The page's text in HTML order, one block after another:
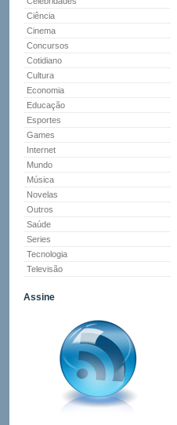
Ciência
Cinema
Concursos
Cotidiano
Cultura
Economia
Educação
Esportes
Games
Internet
Mundo
Música
Novelas
Outros
Saúde
Series
Tecnologia
Televisão
Assine